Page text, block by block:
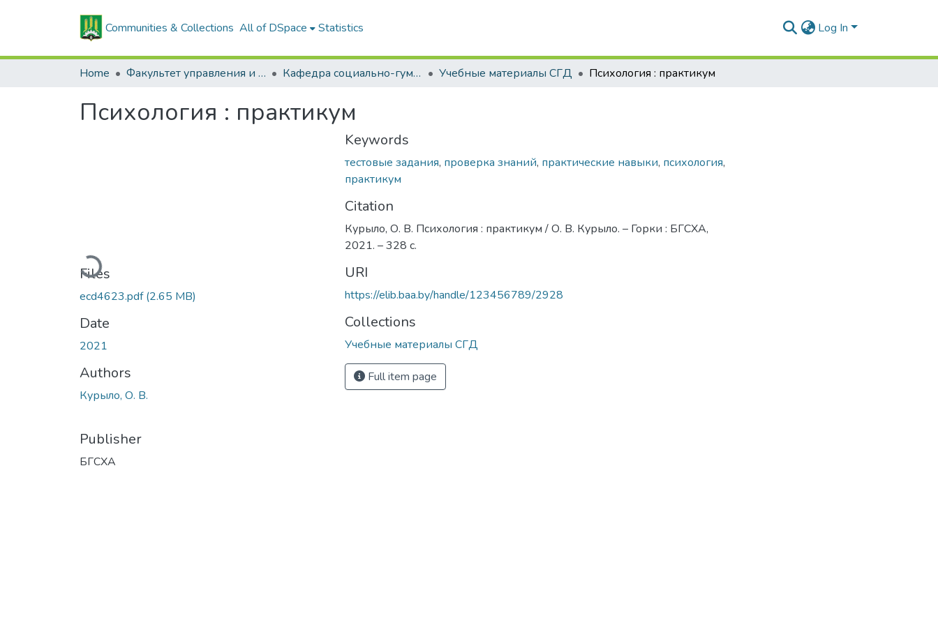
Communities & Collections All of DSpace Statistics Log In
Home Факультет управления и социальных коммуникаций Кафедра социально-гуманитарных дисциплин Учебные материалы СГД Психология : практикум
Психология : практикум
Loading...
Files
ecd4623.pdf(2.65 MB)
Date
2021
Authors
Курыло, О. В.
Publisher
БГСХА
Keywords
тестовые задания, проверка знаний, практические навыки, психология,
практикум
Citation
Курыло, О. В. Психология : практикум / О. В. Курыло. – Горки : БГСХА,
2021. – 328 с.
URI
https://elib.baa.by/handle/123456789/2928
Collections
Учебные материалы СГД
Full item page